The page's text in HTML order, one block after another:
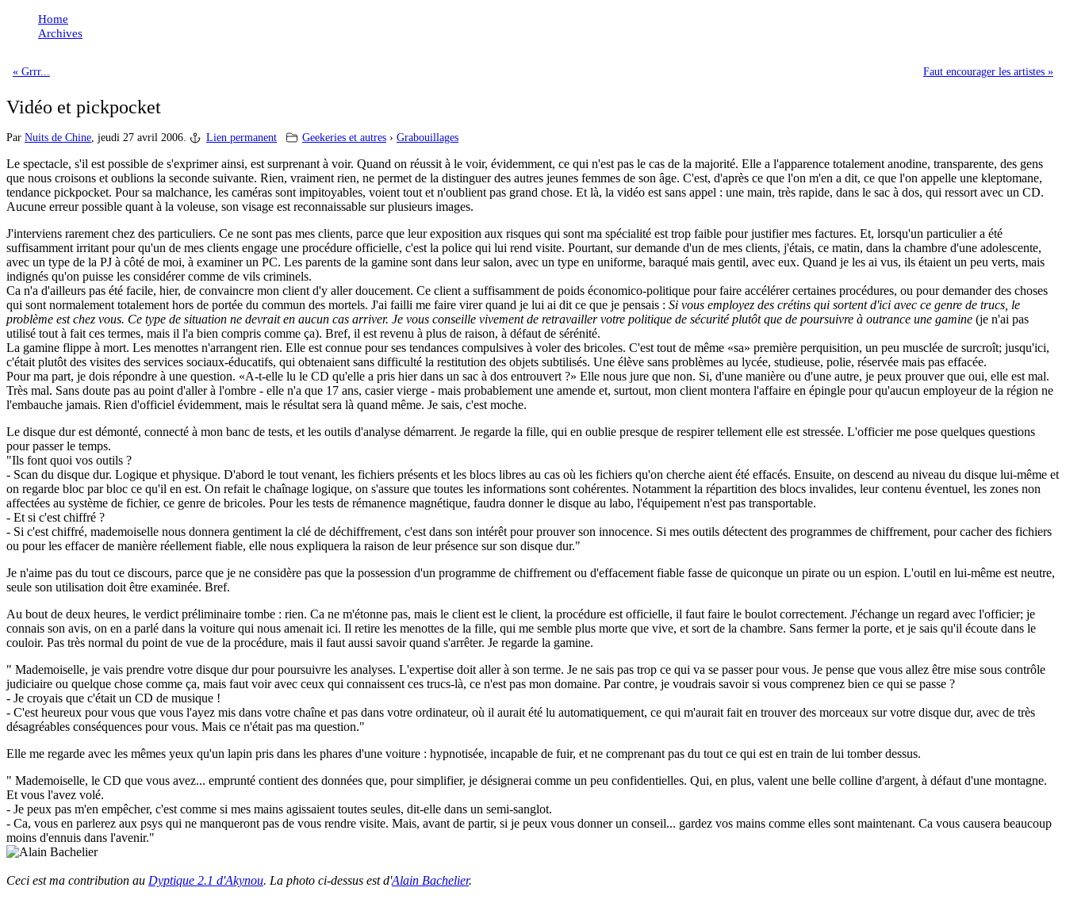
Home
Archives
« Grrr... Faut encourager les artistes »
Vidéo et pickpocket
Par Nuits de Chine, jeudi 27 avril 2006. Lien permanent Geekeries et autres › Grabouillages
Le spectacle, s'il est possible de s'exprimer ainsi, est surprenant à voir. Quand on réussit à le voir, évidemment, ce qui n'est pas le cas de la majorité. Elle a l'apparence totalement anodine, transparente, des gens
que nous croisons et oublions la seconde suivante. Rien, vraiment rien, ne permet de la distinguer des autres jeunes femmes de son âge. C'est, d'après ce que l'on m'en a dit, ce que l'on appelle une kleptomane,
tendance pickpocket. Pour sa malchance, les caméras sont impitoyables, voient tout et n'oublient pas grand chose. Et là, la vidéo est sans appel : une main, très rapide, dans le sac à dos, qui ressort avec un CD.
Aucune erreur possible quant à la voleuse, son visage est reconnaissable sur plusieurs images.
J'interviens rarement chez des particuliers. Ce ne sont pas mes clients, parce que leur exposition aux risques qui sont ma spécialité est trop faible pour justifier mes factures. Et, lorsqu'un particulier a été
suffisamment irritant pour qu'un de mes clients engage une procédure officielle, c'est la police qui lui rend visite. Pourtant, sur demande d'un de mes clients, j'étais, ce matin, dans la chambre d'une adolescente,
avec un type de la PJ à côté de moi, à examiner un PC. Les parents de la gamine sont dans leur salon, avec un type en uniforme, baraqué mais gentil, avec eux. Quand je les ai vus, ils étaient un peu verts, mais
indignés qu'on puisse les considérer comme de vils criminels.
Ca n'a d'ailleurs pas été facile, hier, de convaincre mon client d'y aller doucement. Ce client a suffisamment de poids économico-politique pour faire accélérer certaines procédures, ou pour demander des choses
qui sont normalement totalement hors de portée du commun des mortels. J'ai failli me faire virer quand je lui ai dit ce que je pensais : Si vous employez des crétins qui sortent d'ici avec ce genre de trucs, le
problème est chez vous. Ce type de situation ne devrait en aucun cas arriver. Je vous conseille vivement de retravailler votre politique de sécurité plutôt que de poursuivre à outrance une gamine (je n'ai pas
utilisé tout à fait ces termes, mais il l'a bien compris comme ça). Bref, il est revenu à plus de raison, à défaut de sérénité.
La gamine flippe à mort. Les menottes n'arrangent rien. Elle est connue pour ses tendances compulsives à voler des bricoles. C'est tout de même
sa
première perquisition, un peu musclée de surcroît; jusqu'ici,
c'était plutôt des visites des services sociaux-éducatifs, qui obtenaient sans difficulté la restitution des objets subtilisés. Une élève sans problèmes au lycée, studieuse, polie, réservée mais pas effacée.
Pour ma part, je dois répondre à une question.
A-t-elle lu le CD qu'elle a pris hier dans un sac à dos entrouvert ?
Elle nous jure que non. Si, d'une manière ou d'une autre, je peux prouver que oui, elle est mal.
Très mal. Sans doute pas au point d'aller à l'ombre - elle n'a que 17 ans, casier vierge - mais probablement une amende et, surtout, mon client montera l'affaire en épingle pour qu'aucun employeur de la région ne
l'embauche jamais. Rien d'officiel évidemment, mais le résultat sera là quand même. Je sais, c'est moche.
Le disque dur est démonté, connecté à mon banc de tests, et les outils d'analyse démarrent. Je regarde la fille, qui en oublie presque de respirer tellement elle est stressée. L'officier me pose quelques questions
pour passer le temps.
"Ils font quoi vos outils ?
- Scan du disque dur. Logique et physique. D'abord le tout venant, les fichiers présents et les blocs libres au cas où les fichiers qu'on cherche aient été effacés. Ensuite, on descend au niveau du disque lui-même et
on regarde bloc par bloc ce qu'il en est. On refait le chaînage logique, on s'assure que toutes les informations sont cohérentes. Notamment la répartition des blocs invalides, leur contenu éventuel, les zones non
affectées au système de fichier, ce genre de bricoles. Pour les tests de rémanence magnétique, faudra donner le disque au labo, l'équipement n'est pas transportable.
- Et si c'est chiffré ?
- Si c'est chiffré, mademoiselle nous donnera gentiment la clé de déchiffrement, c'est dans son intérêt pour prouver son innocence. Si mes outils détectent des programmes de chiffrement, pour cacher des fichiers
ou pour les effacer de manière réellement fiable, elle nous expliquera la raison de leur présence sur son disque dur."
Je n'aime pas du tout ce discours, parce que je ne considère pas que la possession d'un programme de chiffrement ou d'effacement fiable fasse de quiconque un pirate ou un espion. L'outil en lui-même est neutre,
seule son utilisation doit être examinée. Bref.
Au bout de deux heures, le verdict préliminaire tombe : rien. Ca ne m'étonne pas, mais le client est le client, la procédure est officielle, il faut faire le boulot correctement. J'échange un regard avec l'officier; je
connais son avis, on en a parlé dans la voiture qui nous amenait ici. Il retire les menottes de la fille, qui me semble plus morte que vive, et sort de la chambre. Sans fermer la porte, et je sais qu'il écoute dans le
couloir. Pas très normal du point de vue de la procédure, mais il faut aussi savoir quand s'arrêter. Je regarde la gamine.
" Mademoiselle, je vais prendre votre disque dur pour poursuivre les analyses. L'expertise doit aller à son terme. Je ne sais pas trop ce qui va se passer pour vous. Je pense que vous allez être mise sous contrôle
judiciaire ou quelque chose comme ça, mais faut voir avec ceux qui connaissent ces trucs-là, ce n'est pas mon domaine. Par contre, je voudrais savoir si vous comprenez bien ce qui se passe ?
- Je croyais que c'était un CD de musique !
- C'est heureux pour vous que vous l'ayez mis dans votre chaîne et pas dans votre ordinateur, où il aurait été lu automatiquement, ce qui m'aurait fait en trouver des morceaux sur votre disque dur, avec de très
désagréables conséquences pour vous. Mais ce n'était pas ma question."
Elle me regarde avec les mêmes yeux qu'un lapin pris dans les phares d'une voiture : hypnotisée, incapable de fuir, et ne comprenant pas du tout ce qui est en train de lui tomber dessus.
" Mademoiselle, le CD que vous avez... emprunté contient des données que, pour simplifier, je désignerai comme un peu confidentielles. Qui, en plus, valent une belle colline d'argent, à défaut d'une montagne.
Et vous l'avez volé.
- Je peux pas m'en empêcher, c'est comme si mes mains agissaient toutes seules, dit-elle dans un semi-sanglot.
- Ca, vous en parlerez aux psys qui ne manqueront pas de vous rendre visite. Mais, avant de partir, si je peux vous donner un conseil... gardez vos mains comme elles sont maintenant. Ca vous causera beaucoup
moins d'ennuis dans l'avenir."
Ceci est ma contribution au Dyptique 2.1 d'Akynou. La photo ci-dessus est d'Alain Bachelier.